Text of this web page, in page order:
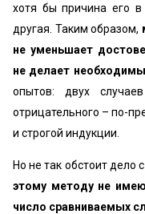
хотя бы причина его
другая. Таким образом,
не уменьшает
не делает
опытов: двух
отрицательного – по-
и строгой индукции.
Но не так обстоит дело с
этому методу не
число сравниваемых